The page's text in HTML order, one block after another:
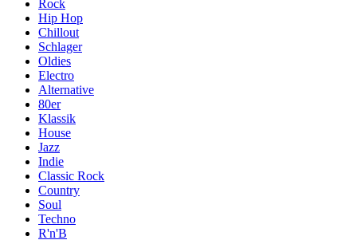
Rock
Hip Hop
Chillout
Schlager
Oldies
Electro
Alternative
80er
Klassik
House
Jazz
Indie
Classic Rock
Country
Soul
Techno
R'n'B